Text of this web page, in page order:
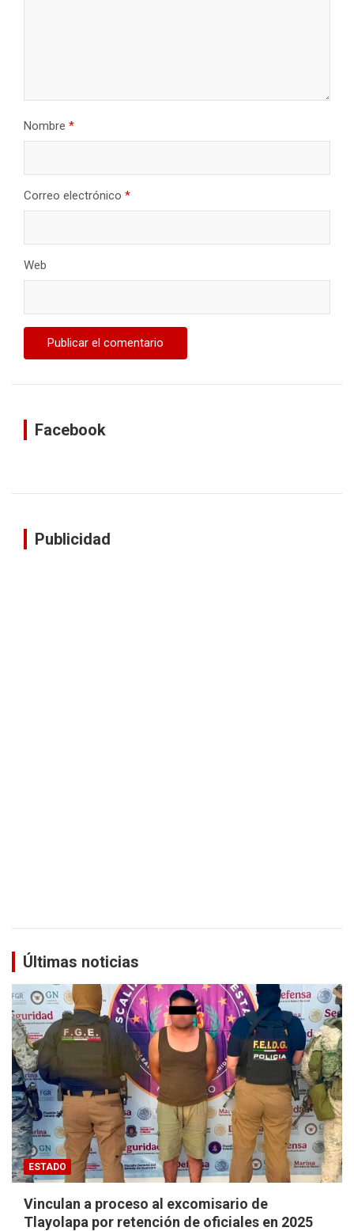
Nombre *
Correo electrónico *
Web
Facebook
Publicidad
Últimas noticias
ESTADO
Vinculan a proceso al excomisario de
Tlayolapa por retención de oficiales en 2025